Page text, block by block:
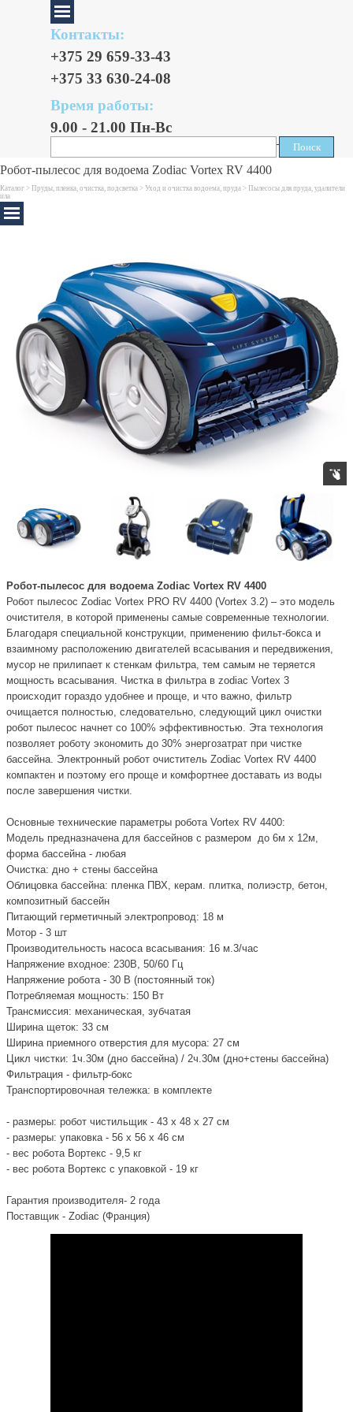
Контакты:
+375 29 659-33-43
+375 33 630-24-08
Время работы:
9.00 - 21.00 Пн-Вс
Поиск
Поиск
Робот-пылесос для водоема Zodiac Vortex RV 4400
Каталог > Пруды, пленка, очистка, подсветка > Уход и очистка водоема, пруда > Пылесосы для пруда, удалители
ила
Робот-пылесос для водоема Zodiac Vortex RV 4400
Робот пылесос Zodiac Vortex PRO RV 4400 (Vortex 3.2) – это модель
очистителя, в которой применены самые современные технологии.
Благодаря специальной конструкции, применению фильт-бокса и
взаимному расположению двигателей всасывания и передвижения,
мусор не прилипает к стенкам фильтра, тем самым не теряется
мощность всасывания. Чистка в фильтра в zodiac Vortex 3
происходит гораздо удобнее и проще, и что важно, фильтр
очищается полностью, следовательно, следующий цикл очистки
робот пылесос начнет со 100% эффективностью. Эта технология
позволяет роботу экономить до 30% энергозатрат при чистке
бассейна. Электронный робот очиститель Zodiac Vortex RV 4400
компактен и поэтому его проще и комфортнее доставать из воды
после завершения чистки.
Основные технические параметры робота Vortex RV 4400:
Модель предназначена для бассейнов с размером до 6м х 12м,
форма бассейна - любая
Очистка: дно + стены бассейна
Облицовка бассейна: пленка ПВХ, керам. плитка, полиэстр, бетон,
композитный бассейн
Питающий герметичный электропровод: 18 м
Мотор - 3 шт
Производительность насоса всасывания: 16 м.3/час
Напряжение входное: 230В, 50/60 Гц
Напряжение робота - 30 В (постоянный ток)
Потребляемая мощность: 150 Вт
Трансмиссия: механическая, зубчатая
Ширина щеток: 33 см
Ширина приемного отверстия для мусора: 27 см
Цикл чистки: 1ч.30м (дно бассейна) / 2ч.30м (дно+стены бассейна)
Фильтрация - фильтр-бокс
Транспортировочная тележка: в комплекте
- размеры: робот чистильщик - 43 х 48 х 27 см
- размеры: упаковка - 56 х 56 х 46 см
- вес робота Вортекс - 9,5 кг
- вес робота Вортекс с упаковкой - 19 кг
Гарантия производителя- 2 года
Поставщик - Zodiac (Франция)